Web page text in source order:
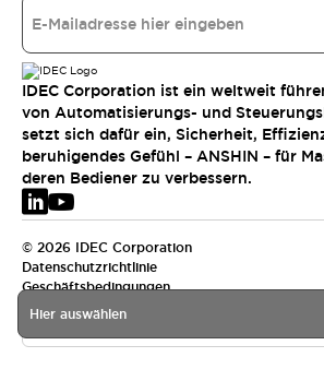
Hier auswählen
IDEC Corporation ist ein weltweit
von Automatisierungs- und
setzt sich dafür ein, Sicherheit,
beruhigendes Gefühl – ANSHIN – für
deren Bediener zu verbessern.
© 2026 IDEC Corporation
Datenschutzrichtlinie
Geschäftsbedingungen
EMEA